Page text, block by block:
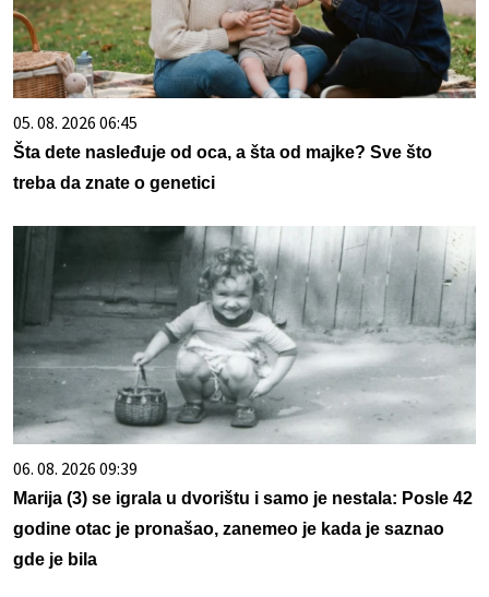
05. 08. 2026 06:45
Šta dete nasleđuje od oca, a šta od majke? Sve što
treba da znate o genetici
06. 08. 2026 09:39
Marija (3) se igrala u dvorištu i samo je nestala: Posle 42
godine otac je pronašao, zanemeo je kada je saznao
gde je bila